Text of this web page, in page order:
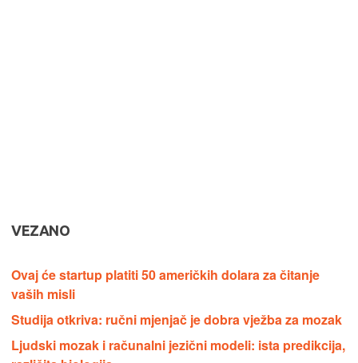
VEZANO
Ovaj će startup platiti 50 američkih dolara za čitanje
vaših misli
Studija otkriva: ručni mjenjač je dobra vježba za mozak
Ljudski mozak i računalni jezični modeli: ista predikcija,